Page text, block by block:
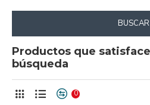
BUSCAR
Productos que
búsqueda
0